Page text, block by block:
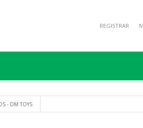
REGISTRAR
- DM TOYS